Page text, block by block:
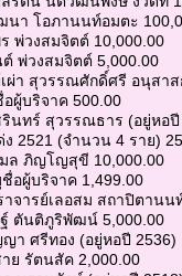
นา โอภานนท์อมตะ
พ่วงสมจิตต์ 10,000.00
พ่วงสมจิตต์ 5,000.00
ผ่า สุวรรณศักดิ์ศรี อนุสา
ผู้บริจาค 500.00
นทร์ สุวรรณธาร (อยู่หอปี
2521 (จำนวน 4 ราย)
ล ภิญโญสุขี 10,000.00
อผู้บริจาค 1,499.00
จารย์เลอสม สถาปิตานน
ตันติภูริพัฒน์ 5,000.00
า ศรีทอง (อยู่หอปี 2536)
ย รัตนสัค 2,000.00